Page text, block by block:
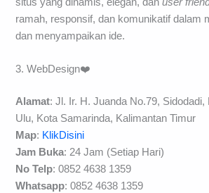
ramah, responsif, dan komunikatif dalam
dan menyampaikan ide.
3. WebDesign❤️
Alamat: Jl. Ir. H. Juanda No.79,
Ulu, Kota Samarinda, Kalimantan Timur
Map: KlikDisini
Jam Buka: 24 Jam (Setiap Hari)
No Telp: 0852 4638 1359
Whatsapp: 0852 4638 1359